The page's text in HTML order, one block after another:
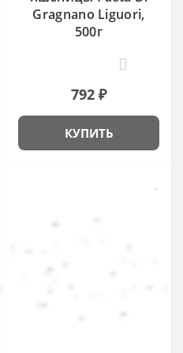
Gragnano Liguori,
500г
792 ₽
КУПИТЬ